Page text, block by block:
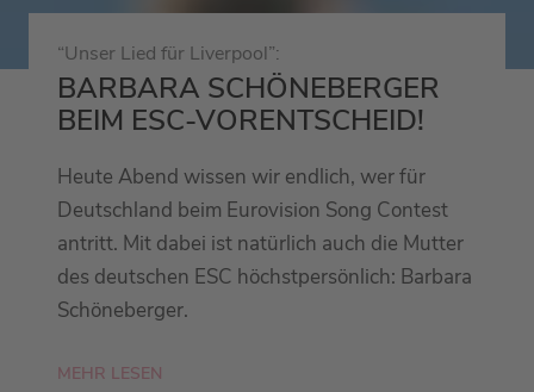
“Unser Lied für Liverpool”:
BARBARA SCHÖNEBERGER
BEIM ESC-VORENTSCHEID!
Heute Abend wissen wir endlich, wer für
Deutschland beim Eurovision Song Contest
antritt. Mit dabei ist natürlich auch die Mutter
des deutschen ESC höchstpersönlich: Barbara
Schöneberger.
MEHR LESEN